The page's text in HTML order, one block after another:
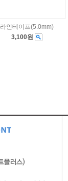
라인테이프(5.0mm)
3,100원